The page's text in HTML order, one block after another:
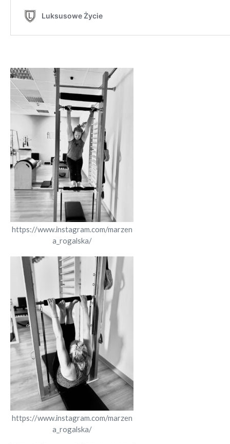
https://www.instagram.com/marzen
a_rogalska/
https://www.instagram.com/marzen
a_rogalska/